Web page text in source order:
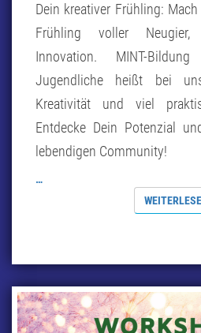
Dein kreativer Frühling:
Frühling voller Neugier,
Innovation. MINT-
Jugendliche heißt bei
Kreativität und viel
Entdecke Dein Potenzial
lebendigen Community!
…